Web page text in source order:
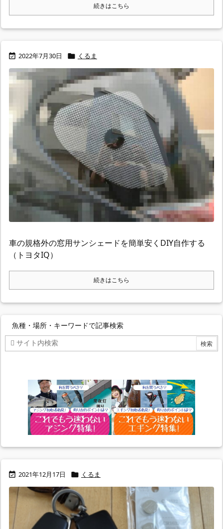
続きはこちら
 2022年7月30日  くるま
車の規格外の窓用サンシェードを簡単安くDIY自作する
（トヨタIQ）
続きはこちら
魚種・場所・キーワードで記事検索
 2021年12月17日  くるま